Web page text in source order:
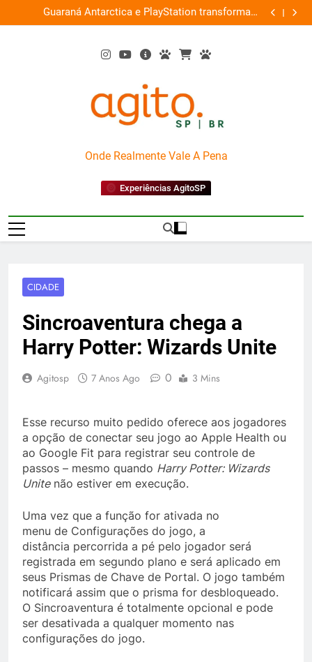
to
Guaraná Antarctica e PlayStation transformam
shopping em arena gamer gratuita
Busch
AgitoSP
Onde Realmente Vale A Pena
Experiências AgitoSP
CIDADE
Sincroaventura chega a
Harry Potter: Wizards Unite
Agitosp 7 Anos Ago 0 3 Mins
Esse recurso muito pedido oferece aos jogadores
a opção de conectar seu jogo ao Apple Health ou
ao Google Fit para registrar seu controle de
passos – mesmo quando Harry Potter: Wizards
Unitenão estiver em execução.
Uma vez que a função for ativada no
menu de Configurações do jogo, a
distância percorrida a pé pelo jogador será
registrada em segundo plano e será aplicado em
seus Prismas de Chave de Portal. O jogo também
notificará assim que o prisma for desbloqueado.
O Sincroaventura é totalmente opcional e pode
ser desativada a qualquer momento nas
configurações do jogo.